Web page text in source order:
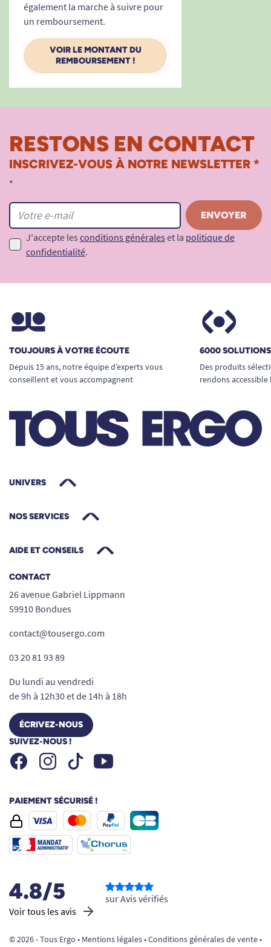
également la marche à suivre pour
un remboursement.
VOIR LE MONTANT DU
REMBOURSEMENT !
RESTONS EN CONTACT
INSCRIVEZ-VOUS À NOTRE NEWSLETTER *
*
J'accepte les conditions générales et la politique de
confidentialité.
TOUJOURS À VOTRE ÉCOUTE
Depuis 15 ans, notre équipe d’experts vous
conseillent et vous accompagnent
6000
Des produits
rendons
UNIVERS
NOS SERVICES
AIDE ET CONSEILS
CONTACT
26 avenue Gabriel Lippmann
59910 Bondues
contact@tousergo.com
03 20 81 93 89
Du lundi au vendredi
de 9h à 12h30 et de 14h à 18h
ÉCRIVEZ-NOUS
SUIVEZ-NOUS !
FacebookInstagramTiktok Youtube
PAIEMENT SÉCURISÉ !
4.8/5
Voir tous les avis
sur Avis vérifiés
© 2026 - Tous Ergo • Mentions légales•Conditions générales de vente•